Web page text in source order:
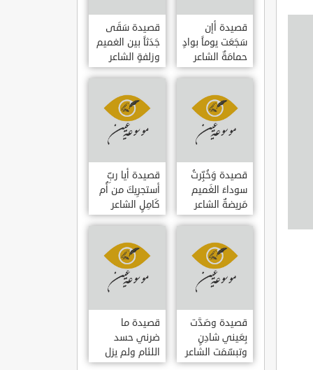
قصيدة أإن
سَجَعَت يوماً بوادٍ
حمامَةٌ الشاعر
العوام بن عقبة
قصيدة سَقَى
جَدَثاً بين الغميم
وزلفةٍ الشاعر
العوام بن عقبة
قصيدة وَخُبِّرتُ
سوداءَ الغَميم
مَريضةٌ الشاعر
العوام بن عقبة
قصيدة أيا ربِّ
أستجرِيكَ من أُم
كَامِلٍ الشاعر
العوام بن عقبة
قصيدة وصَدَّت
بِعَيني شادِنٍ
وتبسّمَت الشاعر
العوام بن عقبة
قصيدة ما
ضرني حسد
اللئام ولم يزل
الشاعر عمارة بن